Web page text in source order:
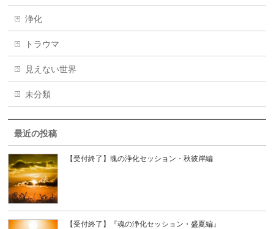
浄化
トラウマ
見えない世界
未分類
最近の投稿
【受付終了】魂の浄化セッション・秋彼岸編
【受付終了】『魂の浄化セッション・盛夏編』